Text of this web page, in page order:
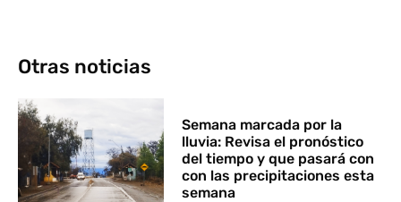
Otras noticias
Semana marcada por la
lluvia: Revisa el pronóstico
del tiempo y que pasará con
con las precipitaciones esta
semana